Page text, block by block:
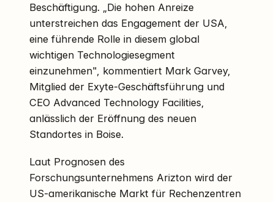
Beschäftigung. „Die hohen Anreize
unterstreichen das Engagement der USA,
eine führende Rolle in diesem global
wichtigen Technologiesegment
einzunehmen", kommentiert Mark Garvey,
Mitglied der Exyte-Geschäftsführung und
CEO Advanced Technology Facilities,
anlässlich der Eröffnung des neuen
Standortes in Boise.
Laut Prognosen des
Forschungsunternehmens Arizton wird der
US-amerikanische Markt für Rechenzentren